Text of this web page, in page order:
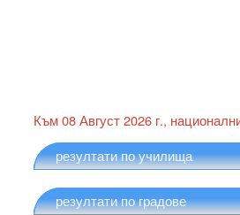
Към 08 Август 2026 г.,